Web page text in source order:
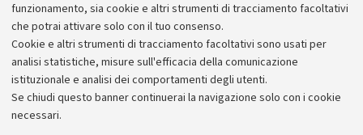
funzionamento, sia cookie e altri strumenti di tracciamento facoltativi
che potrai attivare solo con il tuo consenso.
Cookie e altri strumenti di tracciamento facoltativi sono usati per
analisi statistiche, misure sull'efficacia della comunicazione
istituzionale e analisi dei comportamenti degli utenti.
Se chiudi questo banner continuerai la navigazione solo con i cookie
necessari.